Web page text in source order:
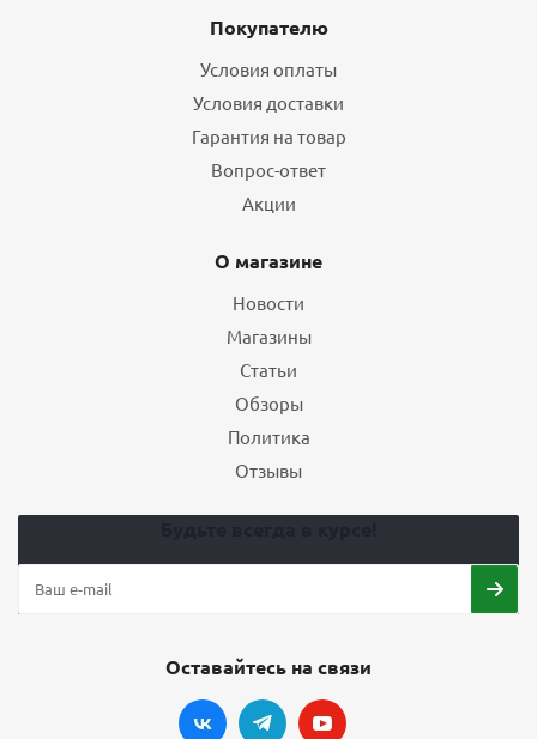
Покупателю
Условия оплаты
Условия доставки
Гарантия на товар
Вопрос-ответ
Акции
О магазине
Новости
Магазины
Статьи
Обзоры
Политика
Отзывы
Оставайтесь на связи